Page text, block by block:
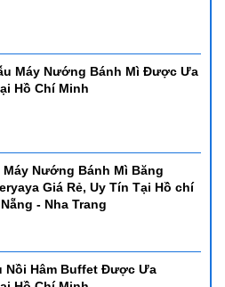
Máy Nướng Bánh Mì Được Ưa
Hồ Chí Minh
Máy Nướng Bánh Mì Băng
Giá Rẻ, Uy Tín Tại Hồ chí
- Nha Trang
Nồi Hâm Buffet Được Ưa